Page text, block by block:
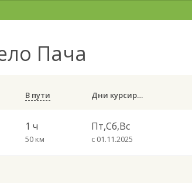
Пача
В пути Дни курсирования
1 ч
50 км
Пт,Сб,Вс
с 01.11.2025